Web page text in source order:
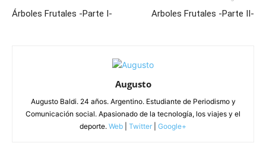
Árboles Frutales -Parte I- Arboles Frutales -Parte II-
Augusto
Augusto Baldi. 24 años. Argentino. Estudiante de Periodismo y
Comunicación social. Apasionado de la tecnología, los viajes y el
deporte. Web Twitter Google+